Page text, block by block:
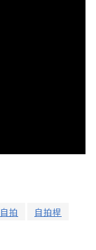
自拍 自拍桿